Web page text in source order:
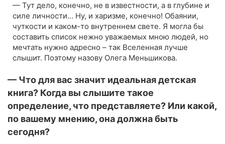
— Тут дело, конечно, не в известности, а в глубине и
силе личности… Ну, и харизме, конечно! Обаянии,
чуткости и каком-то внутреннем свете. Я могла бы
составить список нежно уважаемых мною людей, но
мечтать нужно адресно – так Вселенная лучше
слышит. Поэтому назову Олега Меньшикова.
— Что для вас значит идеальная детская
книга? Когда вы слышите такое
определение, что представляете? Или какой,
по вашему мнению, она должна быть
сегодня?